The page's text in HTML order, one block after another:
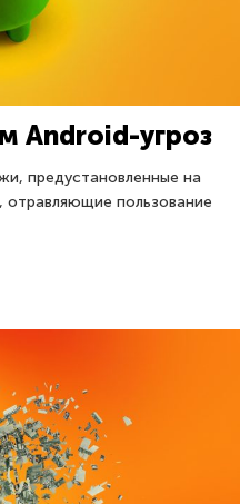
Android-угроз
предустановленные на
отравляющие пользование